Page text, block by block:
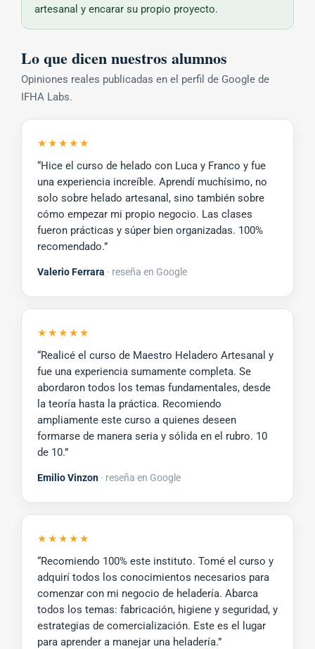
artesanal y encarar su propio proyecto.
Lo que dicen nuestros alumnos
Opiniones reales publicadas en el perfil de Google de
IFHA Labs.
★★★★★
“Hice el curso de helado con Luca y Franco y fue
una experiencia increíble. Aprendí muchísimo, no
solo sobre helado artesanal, sino también sobre
cómo empezar mi propio negocio. Las clases
fueron prácticas y súper bien organizadas. 100%
recomendado.”
Valerio Ferrara · reseña en Google
★★★★★
“Realicé el curso de Maestro Heladero Artesanal y
fue una experiencia sumamente completa. Se
abordaron todos los temas fundamentales, desde
la teoría hasta la práctica. Recomiendo
ampliamente este curso a quienes deseen
formarse de manera seria y sólida en el rubro. 10
de 10.”
Emilio Vinzon · reseña en Google
★★★★★
“Recomiendo 100% este instituto. Tomé el curso y
adquirí todos los conocimientos necesarios para
comenzar con mi negocio de heladería. Abarca
todos los temas: fabricación, higiene y seguridad, y
estrategias de comercialización. Este es el lugar
para aprender a manejar una heladería.”